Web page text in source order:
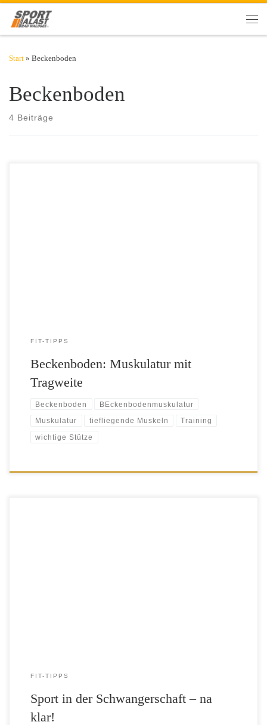
Zum Inhalt springen
Start » Beckenboden
Beckenboden
4 Beiträge
FIT-TIPPS
Beckenboden: Muskulatur mit
Tragweite
Beckenboden BEckenbodenmuskulatur
Muskulatur tiefliegende Muskeln Training
wichtige Stütze
FIT-TIPPS
Sport in der Schwangerschaft – na
klar!